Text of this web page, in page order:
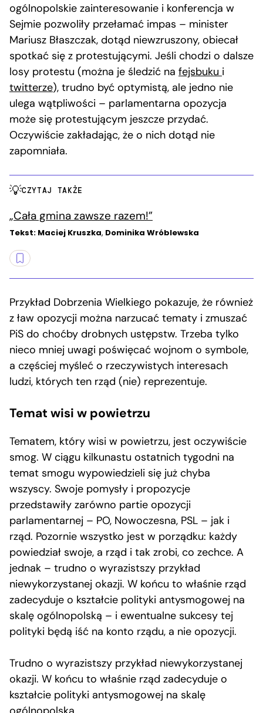
ogólnopolskie zainteresowanie i konferencja w
Sejmie pozwoliły przełamać impas – minister
Mariusz Błaszczak, dotąd niewzruszony, obiecał
spotkać się z protestującymi. Jeśli chodzi o dalsze
losy protestu (można je śledzić na fejsbuku i
twitterze), trudno być optymistą, ale jedno nie
ulega wątpliwości – parlamentarna opozycja
może się protestującym jeszcze przydać.
Oczywiście zakładając, że o nich dotąd nie
zapomniała.
CZYTAJ TAKŻE
„Cała gmina zawsze razem!”
Tekst: Maciej Kruszka, Dominika Wróblewska
Przykład Dobrzenia Wielkiego pokazuje, że również
z ław opozycji można narzucać tematy i zmuszać
PiS do choćby drobnych ustępstw. Trzeba tylko
nieco mniej uwagi poświęcać wojnom o symbole,
a częściej myśleć o rzeczywistych interesach
ludzi, których ten rząd (nie) reprezentuje.
Temat wisi w powietrzu
Tematem, który wisi w powietrzu, jest oczywiście
smog. W ciągu kilkunastu ostatnich tygodni na
temat smogu wypowiedzieli się już chyba
wszyscy. Swoje pomysły i propozycje
przedstawiły zarówno partie opozycji
parlamentarnej – PO, Nowoczesna, PSL – jak i
rząd. Pozornie wszystko jest w porządku: każdy
powiedział swoje, a rząd i tak zrobi, co zechce. A
jednak – trudno o wyrazistszy przykład
niewykorzystanej okazji. W końcu to właśnie rząd
zadecyduje o kształcie polityki antysmogowej na
skalę ogólnopolską – i ewentualne sukcesy tej
polityki będą iść na konto rządu, a nie opozycji.
Trudno o wyrazistszy przykład niewykorzystanej
okazji. W końcu to właśnie rząd zadecyduje o
kształcie polityki antysmogowej na skalę